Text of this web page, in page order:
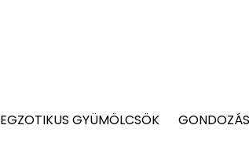
EGZOTIKUS GYÜMÖLCSÖK